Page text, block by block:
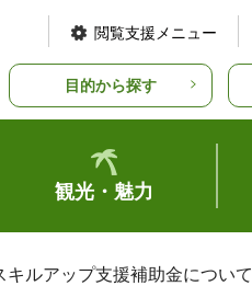
閲覧支援メニュー
目的から探す
観光・魅力
キルアップ支援補助金について